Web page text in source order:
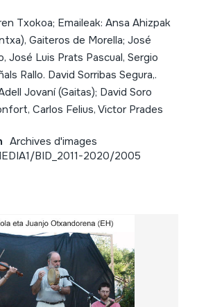
Txokoa; Emaileak: Ansa Ahizpak
Gaiteros de Morella; José
José Luis Prats Pascual, Sergio
Rallo. David Sorribas Segura,.
Jovaní (Gaitas); David Soro
Carlos Felius, Victor Prades
Archives d'images
BID_2011-2020/2005